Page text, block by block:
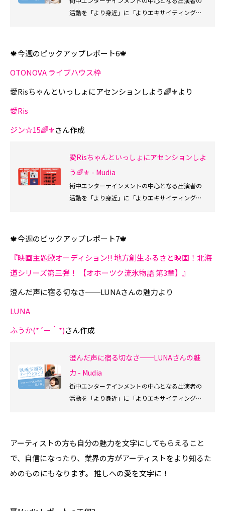
活動を「より身近」に「よりエキサイティング」
🍁今週のピックアップレポート6🍁
OTONOVA ライブハウス枠
愛Risちゃんといっしょにアセンションしよう🌈⚜️より
愛Ris
ジン☆15🌈⚜️さん作成
愛Risちゃんといっしょにアセンションしよ
う🌈⚜️ - Mudia
街中エンターテインメントの中心となる出演者の
活動を「より身近」に「よりエキサイティング」
🍁今週のピックアップレポート7🍁
『映画主題歌オーディション!! 地方創生ふるさと映画！北海
道シリーズ第三弾！ 【オホーツク流氷物語 第3章】』
澄んだ声に宿る切なさ──LUNAさんの魅力より
LUNA
ふうか(*´ー｀*)さん作成
澄んだ声に宿る切なさ──LUNAさんの魅
力 - Mudia
街中エンターテインメントの中心となる出演者の
活動を「より身近」に「よりエキサイティング」
アーティストの方も自分の魅力を文字にしてもらえること
で、自信になったり、業界の方がアーティストをより知るた
めのものにもなります。 推しへの愛を文字に！